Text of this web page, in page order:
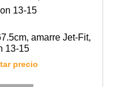
amarre Jet-Fit,
13-15
precio